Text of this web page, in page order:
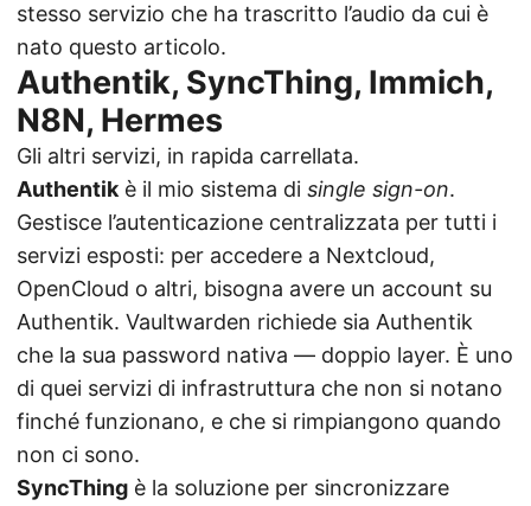
stesso servizio che ha trascritto l’audio da cui è
nato questo articolo.
Authentik, SyncThing, Immich,
N8N, Hermes
Gli altri servizi, in rapida carrellata.
Authentik è il mio sistema di single sign-on.
Gestisce l’autenticazione centralizzata per tutti i
servizi esposti: per accedere a Nextcloud,
OpenCloud o altri, bisogna avere un account su
Authentik. Vaultwarden richiede sia Authentik
che la sua password nativa — doppio layer. È uno
di quei servizi di infrastruttura che non si notano
finché funzionano, e che si rimpiangono quando
non ci sono.
SyncThing è la soluzione per sincronizzare